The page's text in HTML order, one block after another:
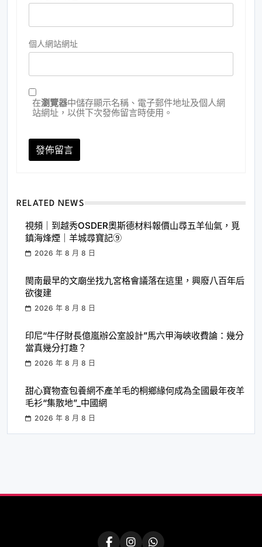
個人網站網址
在瀏覽器中儲存顯示名稱、電子郵件地址及個人網
站網址，以供下次發佈留言時使用。
RELATED NEWS
視頻｜到越秀OSDER奧斯德材料報價山尋五羊仙氣，覓
鎮海烽煙｜羊城尋寶記⑨
2026 年 8 月 8 日
閩南最早的文廟坐找九宮格會議落在這里，興廢八百年后
欲復建
2026 年 8 月 8 日
印尼“牛仔財長億嵐辦公室設計”馬六甲海峽收費論：幾分
當真幾分打趣？
2026 年 8 月 8 日
甜心寶物查包養網不產羊毛的桐鄉緣何成為全國最年夜羊
毛衫“集散地”_中國網
2026 年 8 月 8 日